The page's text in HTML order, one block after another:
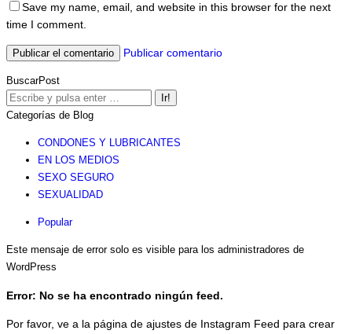
Save my name, email, and website in this browser for the next
time I comment.
Publicar comentario
BuscarPost
Buscar:
Categorías de Blog
CONDONES Y LUBRICANTES
EN LOS MEDIOS
SEXO SEGURO
SEXUALIDAD
Popular
Este mensaje de error solo es visible para los administradores de
WordPress
Error: No se ha encontrado ningún feed.
Por favor, ve a la página de ajustes de Instagram Feed para crear